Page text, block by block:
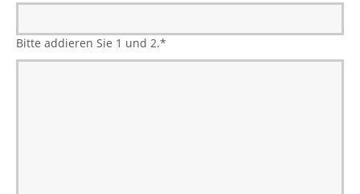
Bitte addieren Sie 1 und 2.*